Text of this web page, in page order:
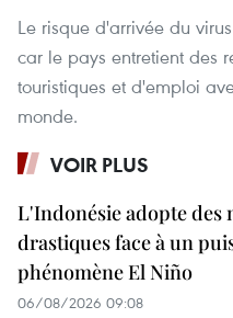
Le risque d'arrivée du
car le pays entretient des
touristiques et d'emploi
monde.
VOIR PLUS
L'Indonésie adopte des
drastiques face à un
phénomène El Niño
06/08/2026 09:08